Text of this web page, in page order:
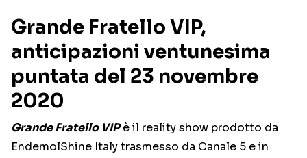
Grande Fratello VIP,
anticipazioni ventunesima
puntata del 23 novembre
2020
Grande Fratello VIPè il reality show prodotto da
EndemolShine Italy trasmesso da Canale 5 e in